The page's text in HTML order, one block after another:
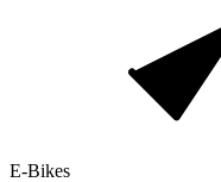
E-Bikes